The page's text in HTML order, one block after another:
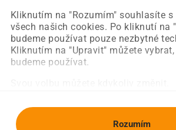
Kliknutím na "Rozumím" souhlasíte
všech našich cookies. Po kliknutí na
budeme používat pouze nezbytné
Kliknutím na "Upravit" můžete
budeme používat.
Rozumím
Obnovit stránku